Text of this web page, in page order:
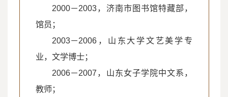
2000－2003，济南市图书馆特藏部，
馆员；
2003－2006，山东大学文艺美学专
业，文学博士；
2006－2007，山东女子学院中文系，
教师；